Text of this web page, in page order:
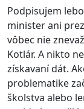
Podpisujem
minister ani
vôbec nie
Kotlár. A nikto
získavaní dát.
problematike
školstva alebo